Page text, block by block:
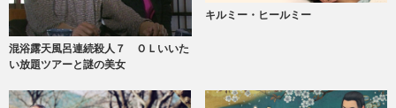
混浴露天風呂連続殺人７ ＯＬいいた
い放題ツアーと謎の美女
キルミー・ヒールミー